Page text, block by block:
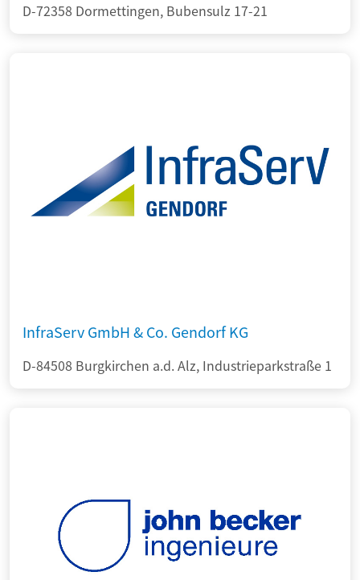
D-72358 Dormettingen, Bubensulz 17-21
InfraServ GmbH & Co. Gendorf KG
D-84508 Burgkirchen a.d. Alz, Industrieparkstraße 1